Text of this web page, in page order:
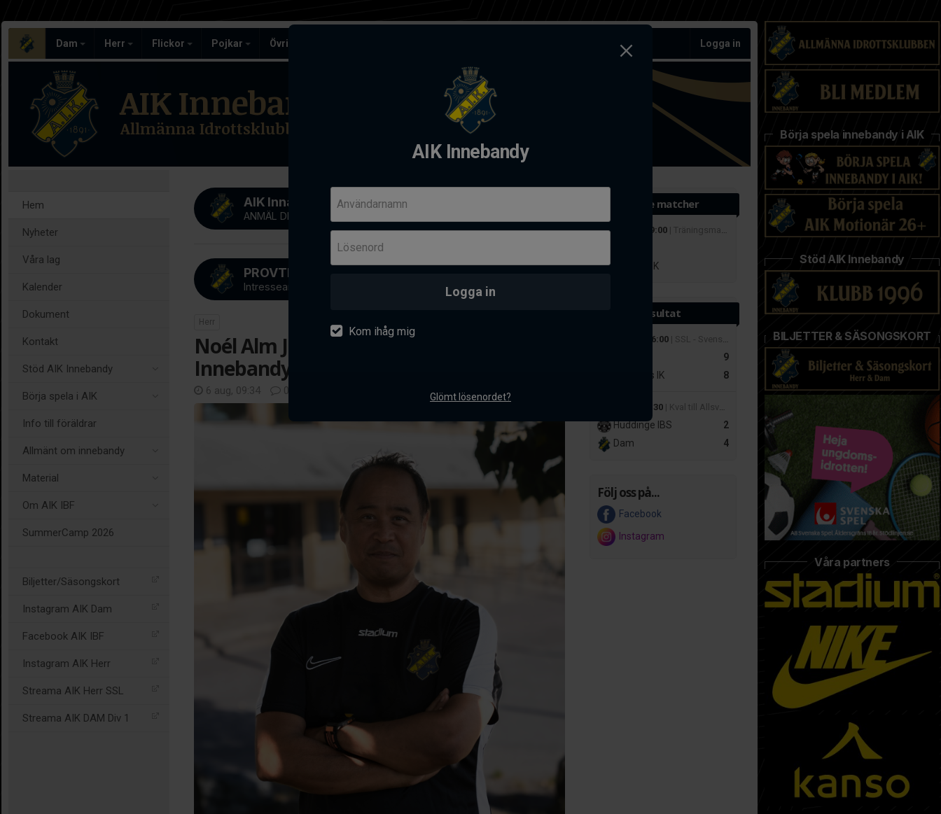
Dam Herr Flickor Pojkar Övriga lag Logga in
AIK Innebandy
Användarnamn
Lösenord
Logga in
Kom ihåg mig
Glömt lösenordet?
AIK Innebandy
Allmänna Idrottsklubben
Hem
Nyheter
Våra lag
Kalender
Dokument
Kontakt
Stöd AIK Innebandy
Börja spela i AIK
Info till föräldrar
Allmänt om innebandy
Material
Om AIK IBF
SummerCamp 2026
Biljetter/Säsongskort
Instagram AIK Dam
Facebook AIK IBF
Instagram AIK Herr
Streama AIK Herr SSL
Streama AIK DAM Div 1
Kommande matcher
Fre 14 aug 19:00 | Träningsmatcher
Skälby IBK
Senaste resultat
Lör 14 mar 16:00 | SSL - Svenska Superligan Herrar
9
8
Hovslätts IK
Ons 8 apr 19:30 | Kval till Allsvenskan Dam – Playoff 2
2
Huddinge IBS
4
Dam
Följ oss på...
Facebook
Instagram
AIK Innabandy Summer camp 2026
ANMÄL DIG NU
Intresseanmälan
Herr
Noél Alm Johansson ansluter till AIK
Innebandys akademiverksamhet
6 aug, 09:34 0 kommentarer
Börja spela innebandy i AIK
Stöd AIK Innebandy
BILJETTER & SÄSONGSKORT
Våra partners